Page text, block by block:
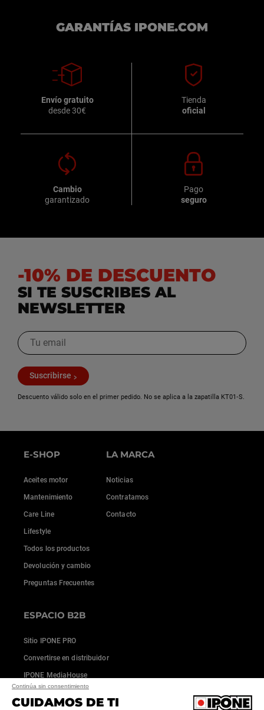
Continúa sin consentimiento
CUIDAMOS DE TI
GARANTÍAS IPONE.COM
Envío gratuito
desde 30€
Tienda
oficial
Cambio
garantizado
Pago
seguro
-10% DE DESCUENTO
SI TE SUSCRIBES AL
NEWSLETTER
Suscribirse
Descuento válido solo en el primer pedido. No se aplica a la zapatilla KT01‑S.
E-SHOP
Aceites motor
Mantenimiento
Care Line
Lifestyle
Todos los productos
Devolución y cambio
Preguntas Frecuentes
LA MARCA
Noticias
Contratamos
Contacto
ESPACIO B2B
Sitio IPONE PRO
Convertirse en distribuidor
IPONE MediaHouse